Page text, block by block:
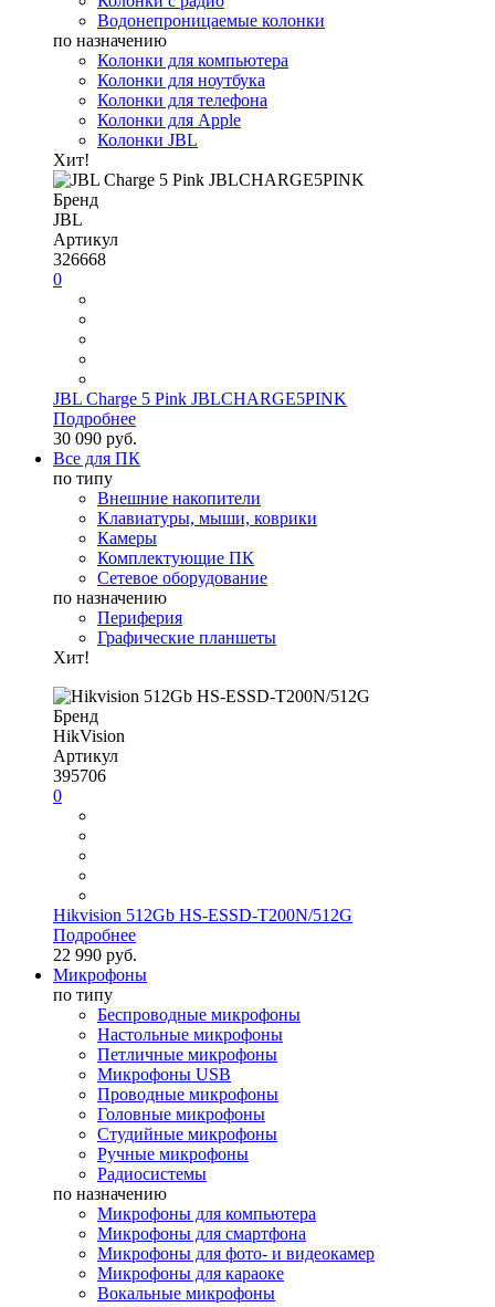
Водонепроницаемые колонки
по назначению
Колонки для компьютера
Колонки для ноутбука
Колонки для телефона
Колонки для Apple
Колонки JBL
Хит!
Бренд
JBL
Артикул
326668
0
JBL Charge 5 Pink JBLCHARGE5PINK
Подробнее
30 090 руб.
Все для ПК
по типу
Внешние накопители
Клавиатуры, мыши, коврики
Камеры
Комплектующие ПК
Сетевое оборудование
по назначению
Периферия
Графические планшеты
Хит!
Бренд
HikVision
Артикул
395706
0
Hikvision 512Gb HS-ESSD-T200N/512G
Подробнее
22 990 руб.
Микрофоны
по типу
Беспроводные микрофоны
Настольные микрофоны
Петличные микрофоны
Микрофоны USB
Проводные микрофоны
Головные микрофоны
Студийные микрофоны
Ручные микрофоны
Радиосистемы
по назначению
Микрофоны для компьютера
Микрофоны для смартфона
Микрофоны для фото- и видеокамер
Микрофоны для караоке
Вокальные микрофоны